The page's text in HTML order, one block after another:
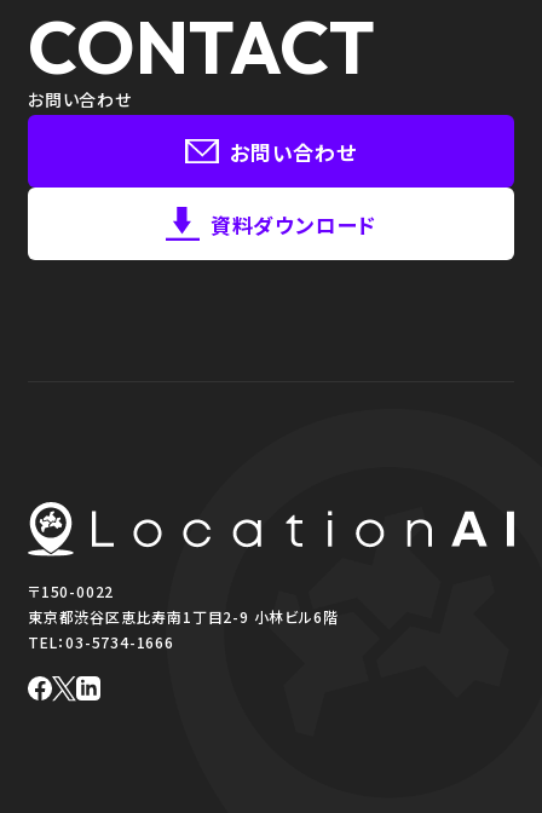
CONTACT
お問い合わせ
お問い合わせ
資料ダウンロード
〒150-0022
東京都渋谷区恵比寿南1丁目2-9 小林ビル6階
TEL：03-5734-1666